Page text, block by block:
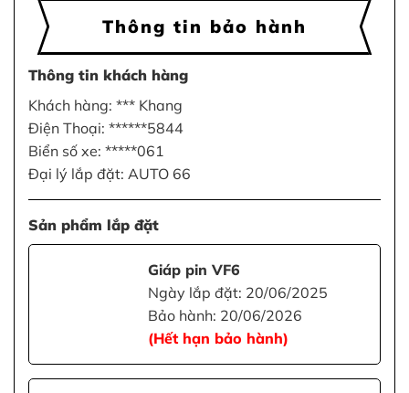
Thông tin bảo hành
Thông tin khách hàng
Khách hàng: *** Khang
Điện Thoại: ******5844
Biển số xe: *****061
Đại lý lắp đặt: AUTO 66
Sản phẩm lắp đặt
Giáp pin VF6
Ngày lắp đặt: 20/06/2025
Bảo hành: 20/06/2026
(Hết hạn bảo hành)